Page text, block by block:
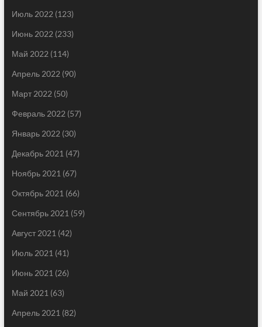
Июль 2022 (123)
Июнь 2022 (233)
Май 2022 (114)
Апрель 2022 (90)
Март 2022 (50)
Февраль 2022 (57)
Январь 2022 (30)
Декабрь 2021 (47)
Ноябрь 2021 (67)
Октябрь 2021 (66)
Сентябрь 2021 (59)
Август 2021 (42)
Июль 2021 (41)
Июнь 2021 (26)
Май 2021 (63)
Апрель 2021 (82)